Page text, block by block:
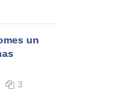
un
3